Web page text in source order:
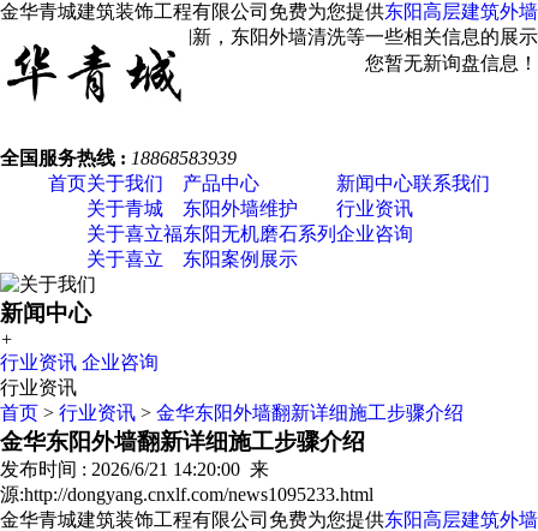
金华青城建筑装饰工程有限公司免费为您提供东阳高层建筑外墙
，东阳外墙涂料翻新，东阳外墙清洗等一些相关信息的展示
发布，请您关注本站！
您暂无新询盘信息！
全国服务热线 : 18868583939
首页关于我们
关于青城
关于喜立福
关于喜立
产品中心
东阳外墙维护
东阳无机磨石系列
东阳案例展示
新闻中心
行业资讯
企业咨询
联系我们
新闻中心
+
行业资讯 企业咨询
行业资讯
首页 > 行业资讯 > 金华东阳外墙翻新详细施工步骤介绍
金华东阳外墙翻新详细施工步骤介绍
发布时间 : 2026/6/21 14:20:00 来
源:http://dongyang.cnxlf.com/news1095233.html
金华青城建筑装饰工程有限公司免费为您提供东阳高层建筑外墙